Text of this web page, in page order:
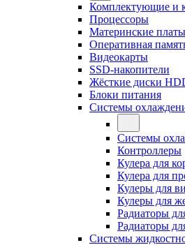
Комплектующие и
Процессоры
Материнские платы
Оперативная
Видеокарты
SSD-накопители
Жёсткие диски
Блоки питания
Системы
Системы
Контроллеры
Кулера для
Кулера для
Кулеры для
Кулеры для
Радиаторы
Радиаторы
Системы